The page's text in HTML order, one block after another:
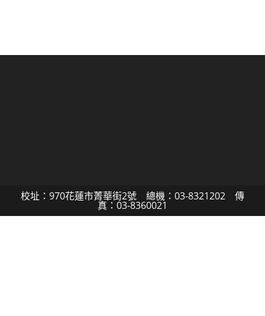
校址：970花蓮市菁華街2號 總機：03-8321202 傳
真：03-8360021